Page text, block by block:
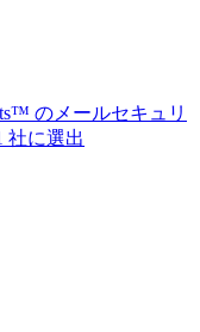
のメールセキュリ
社に選出